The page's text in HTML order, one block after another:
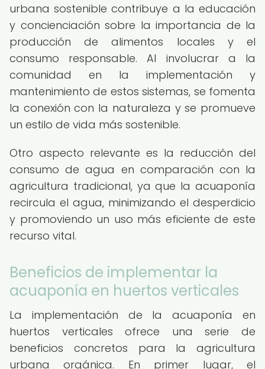
urbana sostenible contribuye a la educación
y concienciación sobre la importancia de la
producción de alimentos locales y el
consumo responsable. Al involucrar a la
comunidad en la implementación y
mantenimiento de estos sistemas, se fomenta
la conexión con la naturaleza y se promueve
un estilo de vida más sostenible.
Otro aspecto relevante es la reducción del
consumo de agua en comparación con la
agricultura tradicional, ya que la acuaponía
recircula el agua, minimizando el desperdicio
y promoviendo un uso más eficiente de este
recurso vital.
Beneficios de implementar la
acuaponía en huertos verticales
La implementación de la acuaponía en
huertos verticales ofrece una serie de
beneficios concretos para la agricultura
urbana orgánica. En primer lugar, el